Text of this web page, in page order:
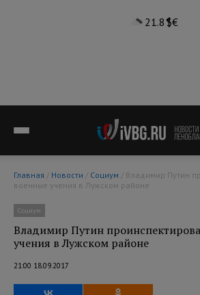
21.8°$€
Главная / Новости / Социум
военные учения в Лужском районе
Социум
Владимир Путин
учения в Лужском районе
21:00 18.09.2017